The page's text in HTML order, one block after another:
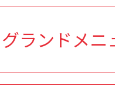
グランドメニ